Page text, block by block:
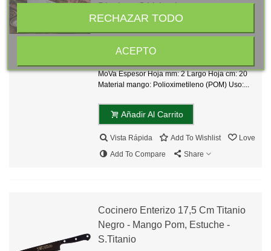
Display - S.Valentina
25,90 €
pescado con huesos y espinas. Serie:
MoVa Espesor Hoja mm: 2 Largo Hoja cm: 20
Material mango: Polioximetileno (POM) Uso:...
Añadir Al Carrito
Vista Rápida Add To Wishlist
Love
Add To Compare
Share
Cocinero Enterizo 17,5 Cm Titanio
Negro - Mango Pom, Estuche -
S.Titanio
RECHAZAR TODO
ACEPTO